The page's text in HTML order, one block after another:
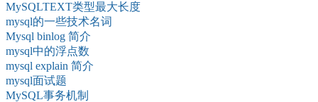
MySQLTEXT类型最大长度
mysql的一些技术名词
Mysql binlog 简介
mysql中的浮点数
mysql explain 简介
mysql面试题
MySQL事务机制